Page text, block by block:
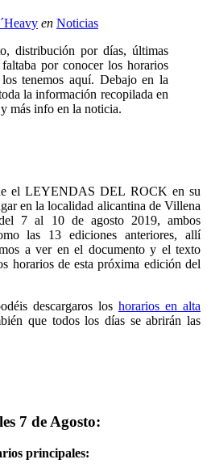
en Noticias
distribución por días, últimas
por conocer los horarios
tenemos aquí. Debajo en la
la información recopilada en
más info en la noticia.
el LEYENDAS DEL ROCK en su
en la localidad alicantina de Villena
7 al 10 de agosto 2019, ambos
las 13 ediciones anteriores, allí
a ver en el documento y el texto
horarios de esta próxima edición del
descargaros los horarios en alta
que todos los días se abrirán las
7 de Agosto:
principales: